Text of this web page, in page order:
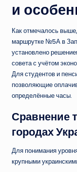
и
Как отмечалось
маршрутке №5А в
установлено
совета с учётом
Для студентов и
позволяющие
определённые часы.
Сравнение
городах
Для понимания
крупными